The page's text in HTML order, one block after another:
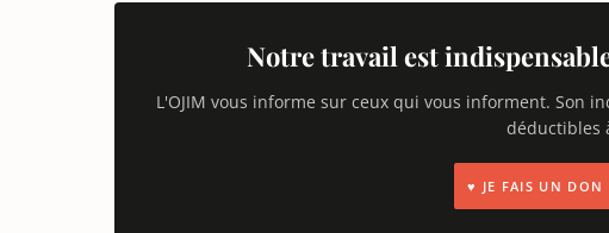
Notre travail est
L'OJIM vous informe sur ceux qui vous informent. Son
déductibles
♥ JE FAIS UN DON